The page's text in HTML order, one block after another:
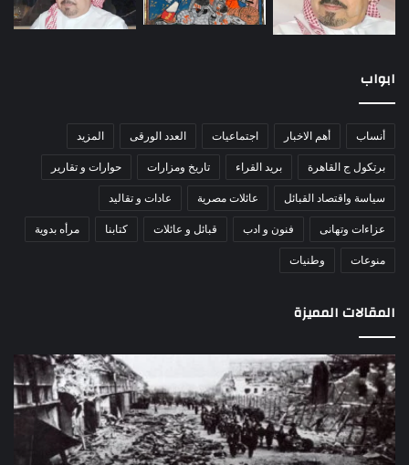
ابواب
أنساب أهم الاخبار اجتماعيات العدد الورقى المزيد
برتكول ج القاهرة بريد القراء تاريخ ومزارات حوارات و تقارير
سياسة واقتصاد القبائل عائلات مصرية عادات و تقاليد
عزاءات وتهانى فنون و ادب قبائل و عائلات كتابنا مرأه بدوية
منوعات وطنيات
المقالات المميزة
مذبحة
اللد..
القصة
الكاملة
لإحدى
أكبر